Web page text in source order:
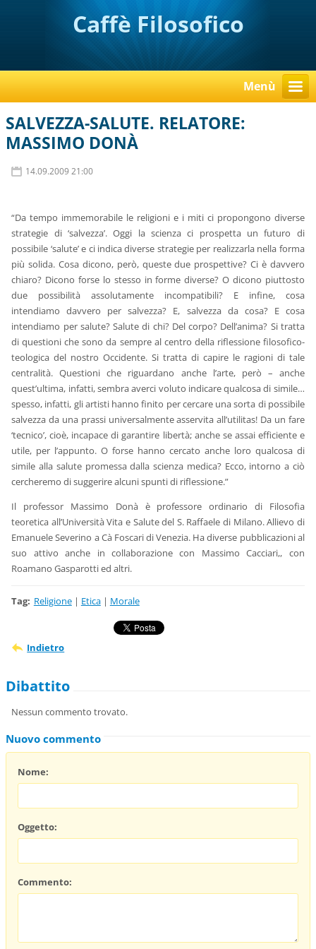
Caffè Filosofico
Menù
SALVEZZA-SALUTE. RELATORE:
MASSIMO DONÀ
14.09.2009 21:00
“Da tempo immemorabile le religioni e i miti ci propongono diverse
strategie di ‘salvezza’. Oggi la scienza ci prospetta un futuro di
possibile ‘salute’ e ci indica diverse strategie per realizzarla nella forma
più solida. Cosa dicono, però, queste due prospettive? Ci è davvero
chiaro? Dicono forse lo stesso in forme diverse? O dicono piuttosto
due possibilità assolutamente incompatibili? E infine, cosa
intendiamo davvero per salvezza? E, salvezza da cosa? E cosa
intendiamo per salute? Salute di chi? Del corpo? Dell’anima? Si tratta
di questioni che sono da sempre al centro della riflessione filosofico-
teologica del nostro Occidente. Si tratta di capire le ragioni di tale
centralità. Questioni che riguardano anche l’arte, però – anche
quest’ultima, infatti, sembra averci voluto indicare qualcosa di simile…
spesso, infatti, gli artisti hanno finito per cercare una sorta di possibile
salvezza da una prassi universalmente asservita all’utilitas! Da un fare
‘tecnico’, cioè, incapace di garantire libertà; anche se assai efficiente e
utile, per l’appunto. O forse hanno cercato anche loro qualcosa di
simile alla salute promessa dalla scienza medica? Ecco, intorno a ciò
cercheremo di suggerire alcuni spunti di riflessione.”
Il professor Massimo Donà è professore ordinario di Filosofia
teoretica all’Università Vita e Salute del S. Raffaele di Milano. Allievo di
Emanuele Severino a Cà Foscari di Venezia. Ha diverse pubblicazioni al
suo attivo anche in collaborazione con Massimo Cacciari,, con
Roamano Gasparotti ed altri.
Tag: Religione | Etica | Morale
Indietro
Dibattito
Nessun commento trovato.
Nuovo commento
Nome:
Oggetto:
Commento: